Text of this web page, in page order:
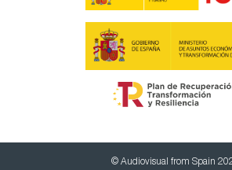
© Audiovisual from Spain